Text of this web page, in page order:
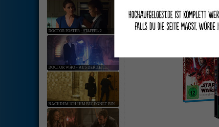
DOCTOR FOSTER - STAFFEL 2
DOCTOR WHO - AUS DER ZEIT...
NACHDEM ICH IHM BEGEGNET BIN
Walt Disney kündigt "Star Wars:
23. Feb. 2018 | Kategorie:Software| 0